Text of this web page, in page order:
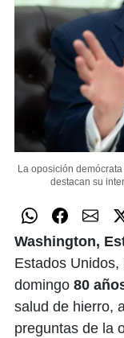
La oposición
destacan su
Washington,
Estados Unidos,
domingo 80
salud de hierro,
preguntas de la